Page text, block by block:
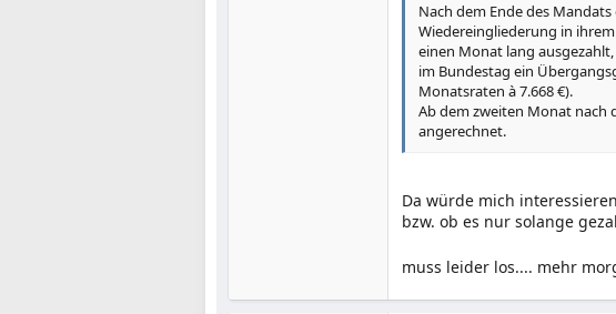
Nach dem Ende des
Wiedereingliederung in
einen Monat lang
im Bundestag ein
Monatsraten à 7.668 €).
Ab dem zweiten Monat nach
angerechnet.
Da würde mich
bzw. ob es nur solange
muss leider los.... mehr